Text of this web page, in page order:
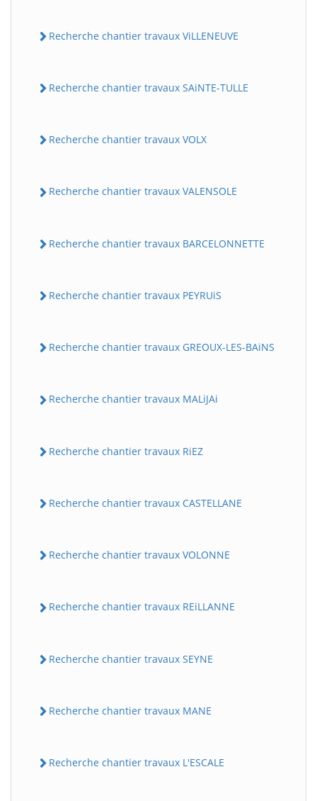
Recherche chantier travaux ViLLENEUVE
Recherche chantier travaux SAiNTE-TULLE
Recherche chantier travaux VOLX
Recherche chantier travaux VALENSOLE
Recherche chantier travaux BARCELONNETTE
Recherche chantier travaux PEYRUiS
Recherche chantier travaux GREOUX-LES-BAiNS
Recherche chantier travaux MALiJAi
Recherche chantier travaux RiEZ
Recherche chantier travaux CASTELLANE
Recherche chantier travaux VOLONNE
Recherche chantier travaux REiLLANNE
Recherche chantier travaux SEYNE
Recherche chantier travaux MANE
Recherche chantier travaux L'ESCALE